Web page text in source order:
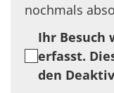
nochmals
Ihr Besuch
erfasst.
den